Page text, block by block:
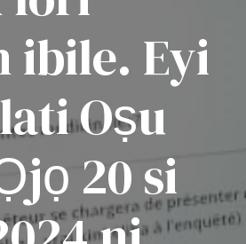
ibile. Eyi
Oṣu
20 si